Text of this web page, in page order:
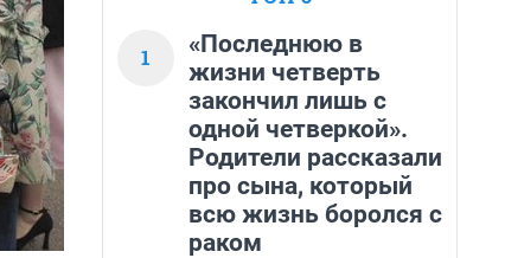
1
«Последнюю в
жизни четверть
закончил лишь с
одной четверкой».
Родители рассказали
про сына, который
всю жизнь боролся с
раком